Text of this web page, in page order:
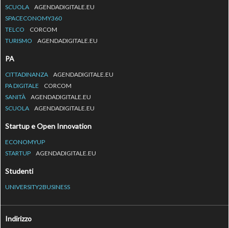
SCUOLA
AGENDADIGITALE.EU
SPACECONOMY360
TELCO
CORCOM
TURISMO
AGENDADIGITALE.EU
PA
CITTADINANZA
AGENDADIGITALE.EU
PA DIGITALE
CORCOM
SANITÀ
AGENDADIGITALE.EU
SCUOLA
AGENDADIGITALE.EU
Startup e Open Innovation
ECONOMYUP
STARTUP
AGENDADIGITALE.EU
Studenti
UNIVERSITY2BUSINESS
Indirizzo